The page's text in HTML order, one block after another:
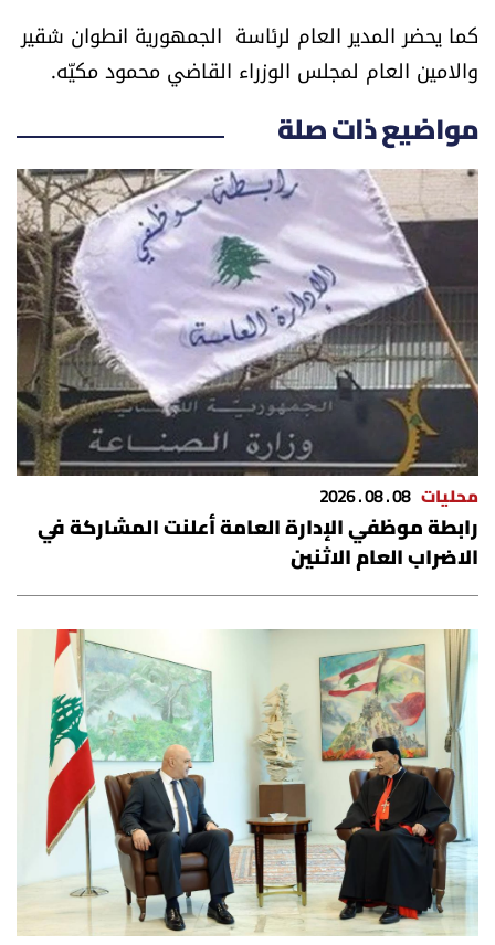
الصحافة الإسرائيلية
ثقافة وفنون
فصل من كتاب
اقرأ تضحك
كاميرا
سجالات
صحّة وصحن
الرياضة
منوّعات
حظّك اليوم
للتاريخ
فيديو
من نحن
للتواصل معنا
شروط الاستخدام
كما يحضر المدير العام لرئاسة الجمهورية انطوان شقير
والامين العام لمجلس الوزراء القاضي محمود مكيّه.
مواضيع ذات صلة
محليات 08 . 08 . 2026
رابطة موظفي الإدارة العامة أعلنت المشاركة في
الاضراب العام الاثنين